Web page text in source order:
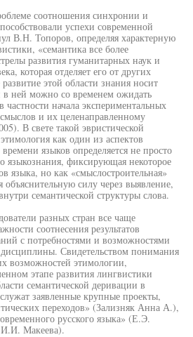
соотношения синхронии и
успехи современной
В.Н. Топоров, определяя характерную
«семантика все более
развития гуманитарных наук и
которая отделяет его от других
этой области знания носит
в ней можно со временем ожидать
начала экспериментальных
и их целенаправленному
В свете такой эвристической
как один из аспектов
языков определяется не просто
языкознания, фиксирующая некоторое
языка, но как «смыслостроительная»
силу через выявление,
семантической структуры слова.
разных стран все чаще
соотнесения результатов
с потребностями и возможностями
Свидетельством понимания
возможностей этимологии,
этапе развития лингвистики
семантической деривации в
заявленные крупные проекты,
переходов» (Зализняк Анна А.),
русского языка» (Е.Э.
Макеева).